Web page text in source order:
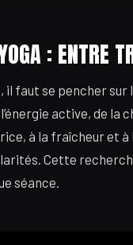
: ENTRE
faut se pencher sur
active, de la
à la fraîcheur et
Cette
séance.